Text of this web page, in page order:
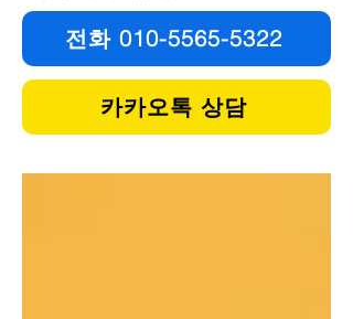
전화 010-5565-5322
카카오톡 상담